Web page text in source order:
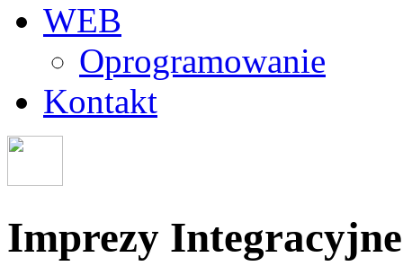
WEB
Oprogramowanie
Kontakt
Imprezy